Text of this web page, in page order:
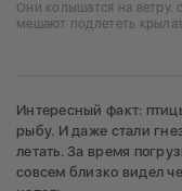
Они колышатся на ветру.
мешают подлететь
Интересный факт:
рыбу. И даже стали
летать. За время
совсем близко видел